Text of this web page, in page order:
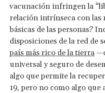
vacunación infringen la
relación intrínseca con las
básicas de las personas?
disposiciones de la red de
país más rico de la tierra
universal y seguro de
algo que permite la
19, pero no como algo que